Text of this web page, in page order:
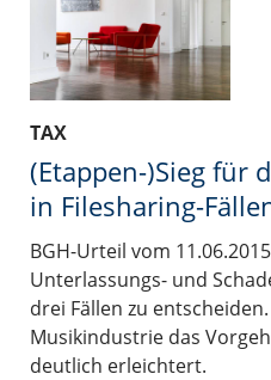
TAX
(Etappen-)Sieg für
in Filesharing-
BGH-Urteil vom
Unterlassungs- und
drei Fällen zu
Musikindustrie das
deutlich erleichtert.